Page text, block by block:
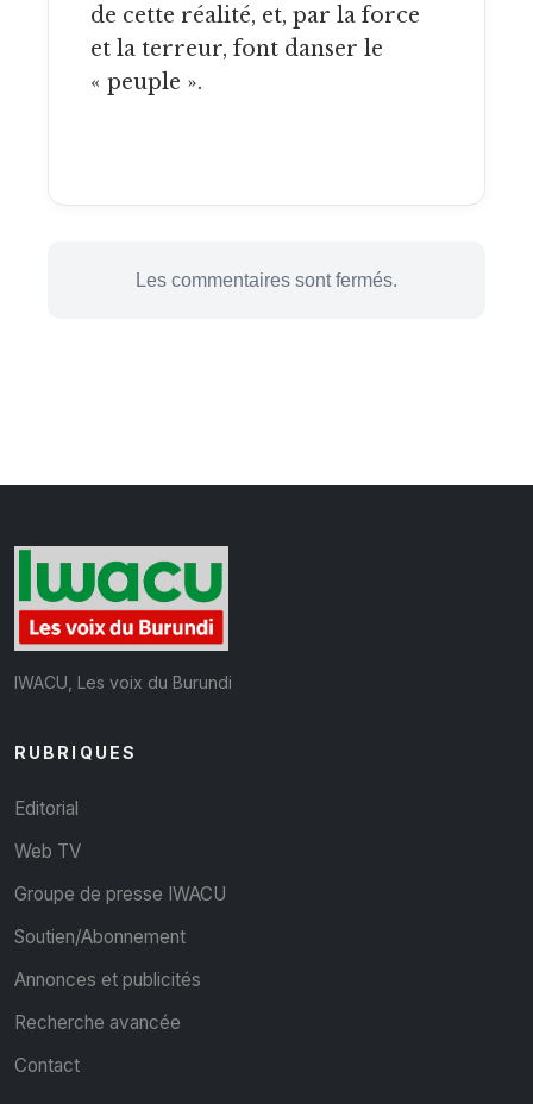
de cette réalité, et, par la force
et la terreur, font danser le
« peuple ».
Les commentaires sont fermés.
IWACU, Les voix du Burundi
RUBRIQUES
Editorial
Web TV
Groupe de presse IWACU
Soutien/Abonnement
Annonces et publicités
Recherche avancée
Contact